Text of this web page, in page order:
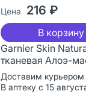
Цена 216 ₽
В корзину
Garnier Skin
тканевая Алоэ-
Доставим курьером
В аптеку с 15